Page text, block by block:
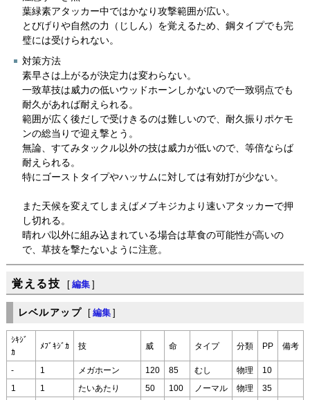
葉緑素アタッカー中ではかなり攻撃範囲が広い。
とびげりや自然の力（じしん）を覚えるため、鋼タイプでも完
璧には受けられない。
対策方法
素早さは上がるが決定力は変わらない。
一致草技は威力の低いウッドホーンしかないので一致弱点でも
耐久があれば耐えられる。
範囲が広く後だしで受けきるのは難しいので、耐久振りポケモ
ンの総当りで迎え撃とう。
無論、すてみタックル以外の技は威力が低いので、等倍ならば
耐えられる。
特にゴーストタイプやハッサムに対しては有効打が少ない。
また天候を変えてしまえばメブキジカより速いアタッカーで押
し切れる。
晴れパ以外に組み込まれている場合は草食の可能性が高いの
で、草技を撃たないように注意。
覚える技 [ 編集 ]
レベルアップ [ 編集 ]
ｼｷｼﾞ
ｶ
ﾒﾌﾞｷｼﾞｶ 技 威 命 タイプ 分類 PP 備考
- 1 メガホーン 120 85 むし 物理 10
1 1 たいあたり 50 100 ノーマル 物理 35